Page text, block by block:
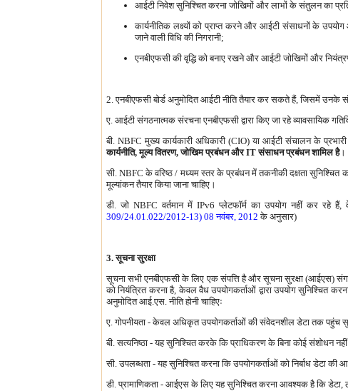
आईटी निवेश सुनिश्चित करना जोखिमों और लाभों के संतुलन का
कार्यनीतिक लक्ष्यों को प्राप्त करने और आईटी संसाधनों के
जाने वाली विधि की निगरानी;
एनबीएफसी की वृद्धि को बनाए रखने और आईटी जोखिमों और
2. एनबीएफसी बोर्ड अनुमोदित आईटी नीति तैयार कर सकते हैं, जिसमें उनके
ए. आईटी संगठनात्मक संरचना एनबीएफसी द्वारा किए जा रहे व्यावसायिक
बी. NBFC मुख्य कार्यकारी अधिकारी (CIO) या आईटी संचालन के
कार्यनीति, मूल्य वितरण, जोखिम प्रबंधन और IT संसाधन प्रबंधन शामिल है।
सी. NBFC के वरिष्ठ / मध्यम स्तर के प्रबंधन में तकनीकी दक्षता
मूल्यांकन तैयार किया जाना चाहिए।
डी. जो NBFC वर्तमान में IPv6 प्लेटफॉर्म का उपयोग नहीं कर रहे हैं,
309/24.01.022/2012-13) 08 नवंबर, 2012 के अनुसार)
3. सूचना सुरक्षा
सूचना सभी एनबीएफसी के लिए एक संपत्ति है और सूचना सुरक्षा (आईएस)
को नियंत्रित करना है, केवल वैध उपयोगकर्ताओं द्वारा उपयोग सुनिश्चित
अनुमोदित आई.एस. नीति होनी चाहिएः
ए. गोपनीयता - केवल अधिकृत उपयोगकर्ताओं की संवेदनशील डेटा तक पहुंच
बी. सत्यनिष्ठा - यह सुनिश्चित करके कि प्राधिकरण के बिना कोई संशोधन
सी. उपलब्धता - यह सुनिश्चित करना कि उपयोगकर्ताओं को निर्बाध डेटा की
डी. प्रामाणिकता - आईएस के लिए यह सुनिश्चित करना आवश्यक है कि डेटा,